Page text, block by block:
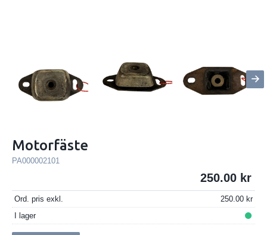
Motorfäste
PA000002101
250.00
Ord. pris exkl.
250.00
I lager